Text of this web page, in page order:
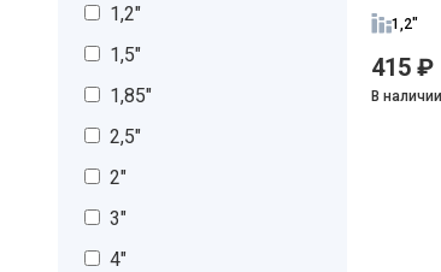
1,2"
1,5"
1,85"
2,5"
2"
3"
4"
1,2"
415 ₽
В